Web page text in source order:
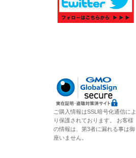
ご購入情報はSSL暗号化通信によ
り保護されております。 お客様
の情報は、第3者に漏れる事は御
座いません。